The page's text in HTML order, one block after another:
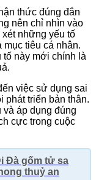
thức đúng đắn
nên chỉ nhìn vào
những yếu tố
tiêu cá nhân.
này mới chính là
việc sử dụng sai
phát triển bản thân.
áp dụng đúng
cực trong cuộc
Đà gốm tử sa
thuỷ an